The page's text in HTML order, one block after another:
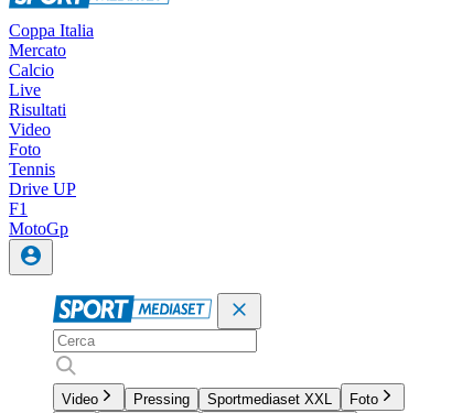
Coppa Italia
Mercato
Calcio
Live
Risultati
Video
Foto
Tennis
Drive UP
F1
MotoGp
Video Pressing Sportmediaset XXL
Foto